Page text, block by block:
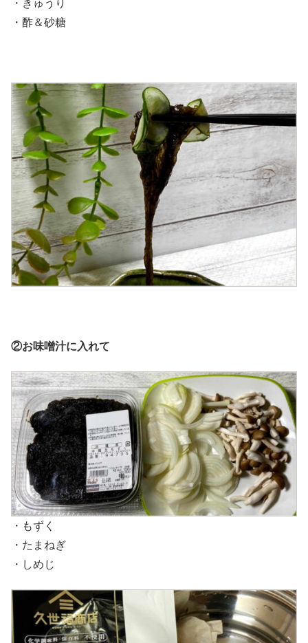
・きゅうり
・酢＆砂糖
②お味噌汁に入れて
・もずく
・たまねぎ
・しめじ